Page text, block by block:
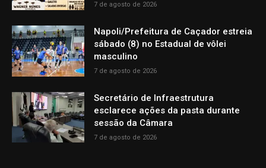
7 de agosto de 2026
Napoli/Prefeitura de Caçador estreia
sábado (8) no Estadual de vôlei
masculino
7 de agosto de 2026
Secretário de Infraestrutura
esclarece ações da pasta durante
sessão da Câmara
7 de agosto de 2026